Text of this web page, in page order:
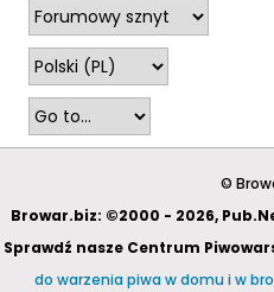
©
Browar.biz: ©2000 - 2026,
Sprawdź nasze Centrum
do warzenia piwa w domu i w